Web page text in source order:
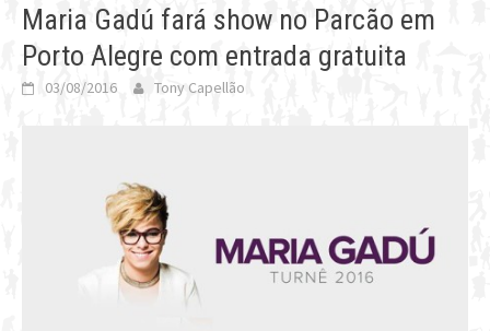
Maria Gadú fará show no Parcão em
Porto Alegre com entrada gratuita
03/08/2016 Tony Capellão